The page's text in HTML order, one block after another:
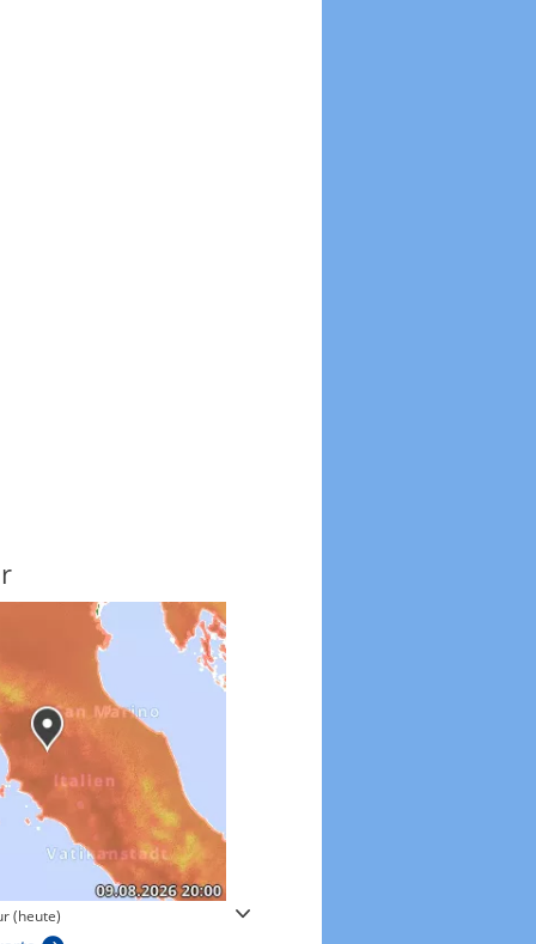
(heute) Windgeschwindigkeiten in 3h